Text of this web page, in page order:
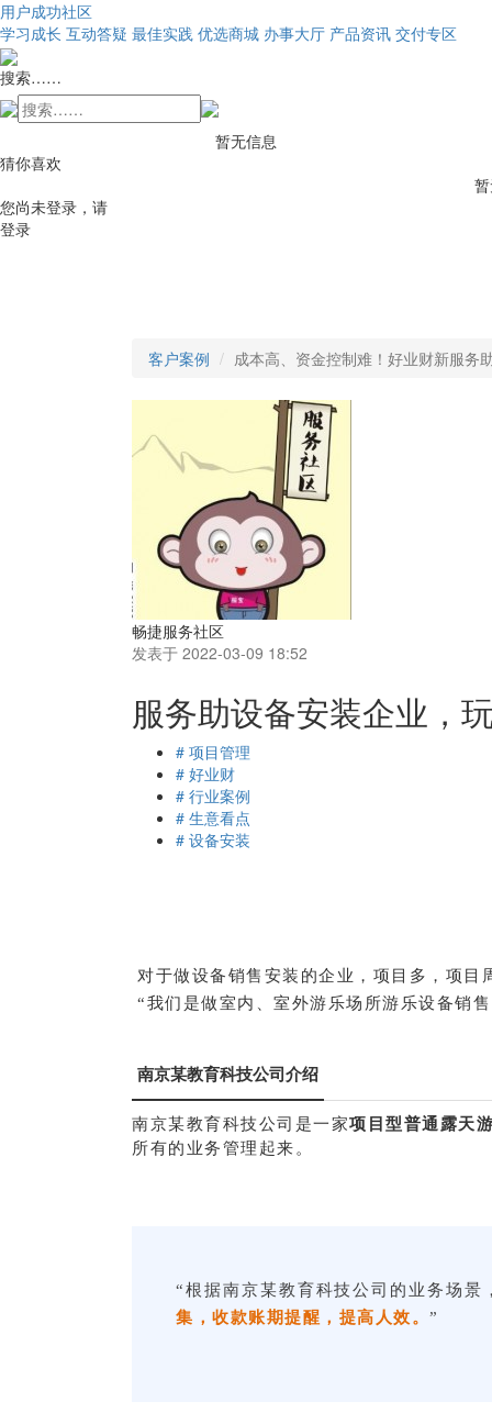
用户成功社区
学习成长 互动答疑 最佳实践 优选商城 办事大厅 产品资讯 交付专区
搜索……
暂无信息
猜你喜欢
您尚未登录，请
登录
客户案例 成本高、资金控制难！好业财新服务
畅捷服务社区
发表于 2022-03-09 18:52
服务助设备安装企业，
# 项目管理
# 好业财
# 行业案例
# 生意看点
# 设备安装
对于做设备销售安装的企业，项目多，项
“我们是做室内、室外游乐场所游乐设备销
南京某教育科技公司介绍
南京某教育科技公司是一家项目型普通露天
所有的业务管理起来。
“根据南京某教育科技公司的业务场
集，收款账期提醒，提高人效。 ”